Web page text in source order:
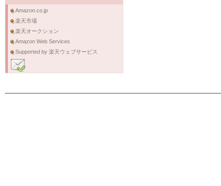
Amazon.co.jp
楽天市場
楽天オークション
Amazon Web Services
Supported by 楽天ウェブサービス